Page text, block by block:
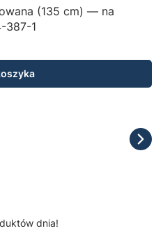
(135 cm) — na
387-1
dnia!